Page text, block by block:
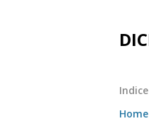
Indice